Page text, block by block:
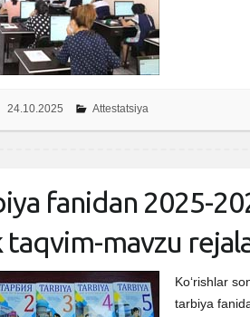
24.10.2025 Attestatsiya
fanidan 2025-
taqvim-mavzu
Ko‘rishlar
tarbiya